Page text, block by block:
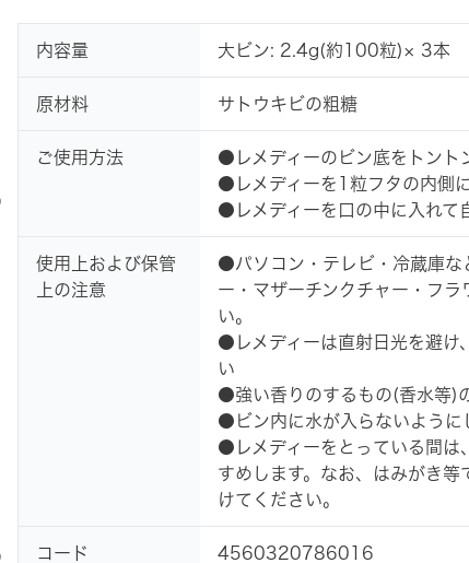
内容量 大ビン: 2.4g(約100粒)× 3本
原材料 サトウキビの粗糖
ご使用方法
●レメディーのビン底をトント
●レメディーを1粒フタの内側
●レメディーを口の中に入れて
使用上および保管
上の注意
●パソコン・テレビ・冷蔵庫な
ー・マザーチンクチャー・フラ
い。
●レメディーは直射日光を避け
い
●強い香りのするもの(香水等)
●ビン内に水が入らないように
●レメディーをとっている間は
すめします。なお、はみがき
けてください。
コード 4560320786016